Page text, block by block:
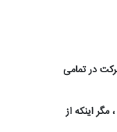
در تمامی
اینکه از